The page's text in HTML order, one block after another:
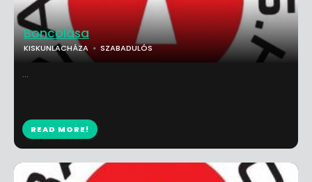
Boncolása
KISKUNLACHÁZA SZABADULÓS
...
READ MORE!